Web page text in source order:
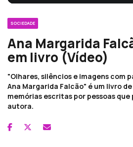
SOCIEDADE
Ana Margarida
em livro (Vídeo)
"Olhares, silêncios e imagens com
Ana Margarida Falcão" é um livro
memórias escritas por pessoas que
autora.